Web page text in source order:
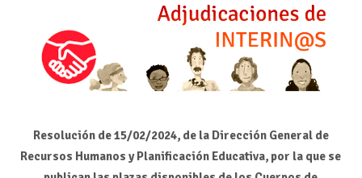
Resolución de 15/02/2024, de la Dirección General de
Recursos Humanos y Planificación Educativa, por la que se